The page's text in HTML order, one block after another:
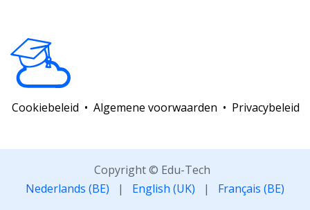
Cookiebeleid • Algemene voorwaarden • Privacybeleid
Copyright © Edu-Tech
Nederlands (BE)
| English (UK) | Français (BE)